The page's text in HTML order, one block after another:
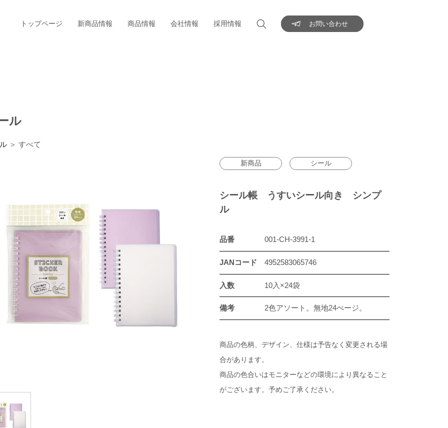
トップページ 新商品情報 商品情報 会社情報 採用情報 お問い合わせ
ル
＞ すべて
新商品 シール
シール帳 うすいシール向き シンプ
ル
品番 001-CH-3991-1
JANコード 4952583065746
入数 10入×24袋
備考 2色アソート。無地24ぺージ。
商品の色柄、デザイン、仕様は予告なく変更される場
合があります。
商品の色合いはモニターなどの環境により異なること
がございます。予めご了承ください。